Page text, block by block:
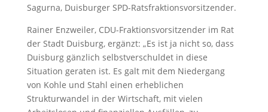
Sagurna, Duisburger SPD-Ratsfraktionsvorsitzender.
Rainer Enzweiler, CDU-Fraktionsvorsitzender im Rat
der Stadt Duisburg, ergänzt: „Es ist ja nicht so, dass
Duisburg gänzlich selbstverschuldet in diese
Situation geraten ist. Es galt mit dem Niedergang
von Kohle und Stahl einen erheblichen
Strukturwandel in der Wirtschaft, mit vielen